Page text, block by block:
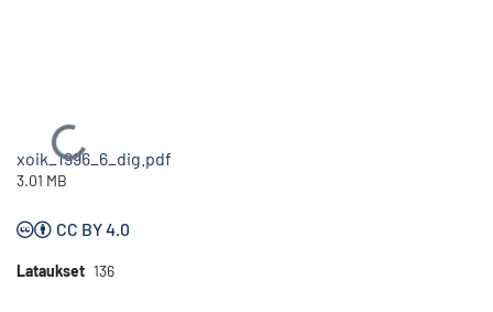
Ladataan...
xoik_1996_6_dig.pdf
3.01 MB
CC BY 4.0
Lataukset 136